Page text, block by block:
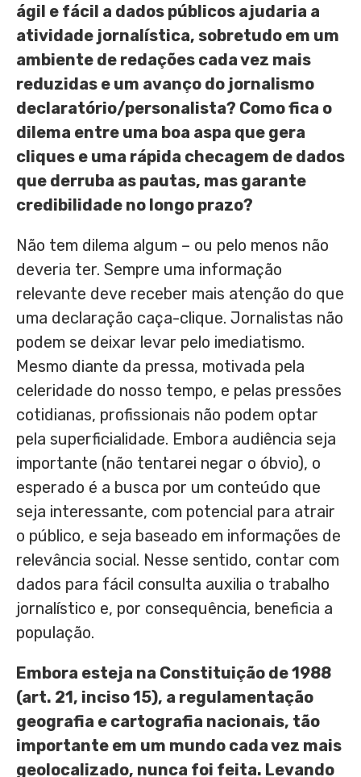
ágil e fácil a dados públicos ajudaria a
atividade jornalística, sobretudo em um
ambiente de redações cada vez mais
reduzidas e um avanço do jornalismo
declaratório/personalista? Como fica o
dilema entre uma boa aspa que gera
cliques e uma rápida checagem de dados
que derruba as pautas, mas garante
credibilidade no longo prazo?
Não tem dilema algum – ou pelo menos não
deveria ter. Sempre uma informação
relevante deve receber mais atenção do que
uma declaração caça-clique. Jornalistas não
podem se deixar levar pelo imediatismo.
Mesmo diante da pressa, motivada pela
celeridade do nosso tempo, e pelas pressões
cotidianas, profissionais não podem optar
pela superficialidade. Embora audiência seja
importante (não tentarei negar o óbvio), o
esperado é a busca por um conteúdo que
seja interessante, com potencial para atrair
o público, e seja baseado em informações de
relevância social. Nesse sentido, contar com
dados para fácil consulta auxilia o trabalho
jornalístico e, por consequência, beneficia a
população.
Embora esteja na Constituição de 1988
(art. 21, inciso 15), a regulamentação
geografia e cartografia nacionais, tão
importante em um mundo cada vez mais
geolocalizado, nunca foi feita. Levando